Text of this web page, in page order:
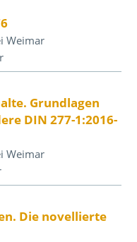
Weimar
Grundlagen
DIN 277-1:2016-
Weimar
Die novellierte